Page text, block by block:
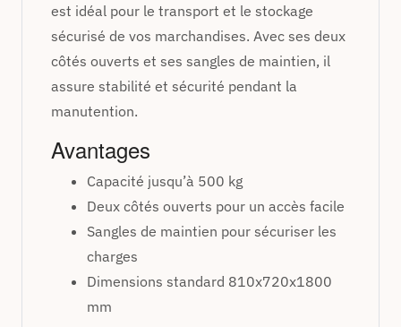
est idéal pour le transport et le stockage
sécurisé de vos marchandises. Avec ses deux
côtés ouverts et ses sangles de maintien, il
assure stabilité et sécurité pendant la
manutention.
Avantages
Capacité jusqu’à 500 kg
Deux côtés ouverts pour un accès facile
Sangles de maintien pour sécuriser les
charges
Dimensions standard 810x720x1800
mm